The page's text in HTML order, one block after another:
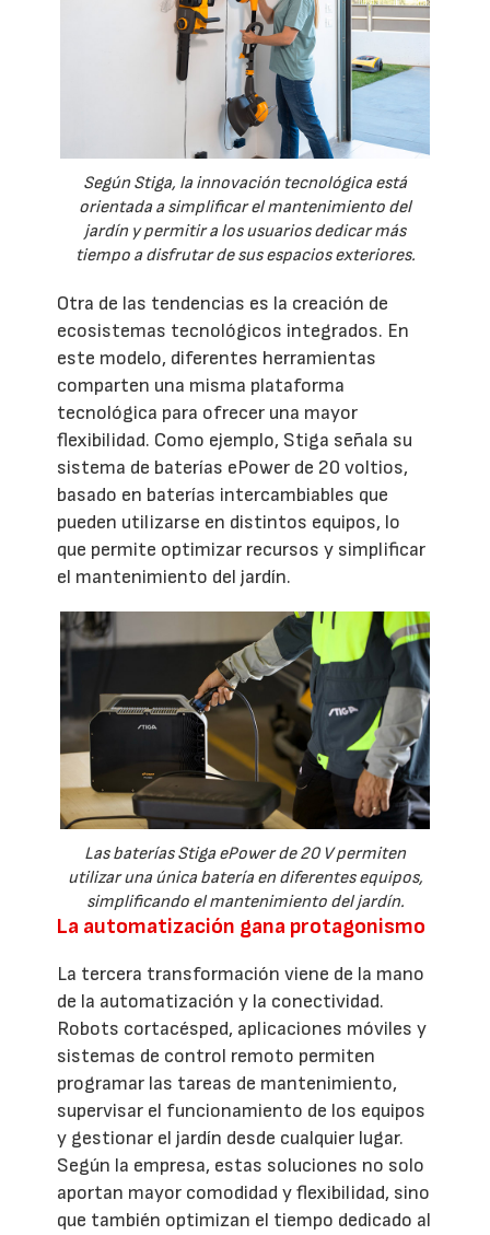
Según Stiga, la innovación tecnológica está
orientada a simplificar el mantenimiento del
jardín y permitir a los usuarios dedicar más
tiempo a disfrutar de sus espacios exteriores.
Otra de las tendencias es la creación de
ecosistemas tecnológicos integrados. En
este modelo, diferentes herramientas
comparten una misma plataforma
tecnológica para ofrecer una mayor
flexibilidad. Como ejemplo, Stiga señala su
sistema de baterías ePower de 20 voltios,
basado en baterías intercambiables que
pueden utilizarse en distintos equipos, lo
que permite optimizar recursos y simplificar
el mantenimiento del jardín.
Las baterías Stiga ePower de 20 V permiten
utilizar una única batería en diferentes equipos,
simplificando el mantenimiento del jardín.
La automatización gana protagonismo
La tercera transformación viene de la mano
de la automatización y la conectividad.
Robots cortacésped, aplicaciones móviles y
sistemas de control remoto permiten
programar las tareas de mantenimiento,
supervisar el funcionamiento de los equipos
y gestionar el jardín desde cualquier lugar.
Según la empresa, estas soluciones no solo
aportan mayor comodidad y flexibilidad, sino
que también optimizan el tiempo dedicado al